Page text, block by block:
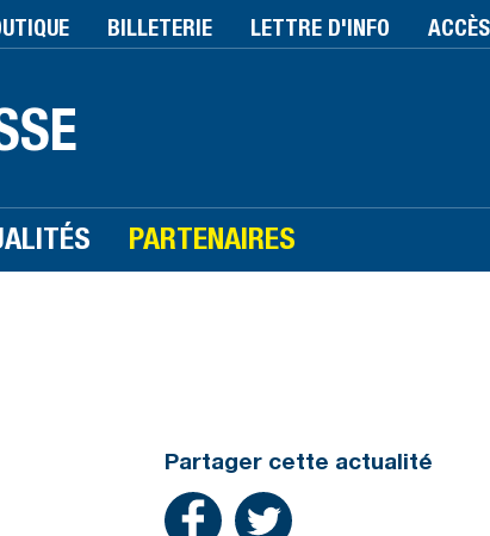
BILLETERIE LETTRE D'INFO
PARTENAIRES
Partager cette actualité